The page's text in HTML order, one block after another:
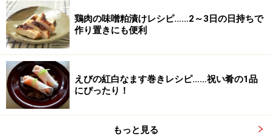
2
かぶを塩水に漬ける
海水より濃い塩水を作り、かぶがしんなりするまで漬け
ます。浮いてこないよう重しをするとよいでしょう。
鶏肉の味噌粕漬けレシピ……2～3日の日持ちで
作り置きにも便利
えびの紅白なます巻きレシピ……祝い肴の1品
にぴったり！
もっと見る